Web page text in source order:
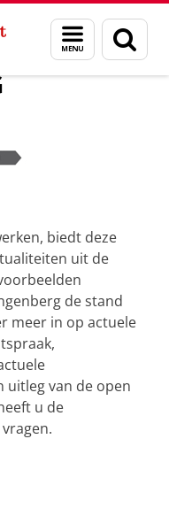
Menu
en
zoeken
Onderwijs
biedt deze
uit de
de stand
meer in op actuele
uitleg van de open
u de